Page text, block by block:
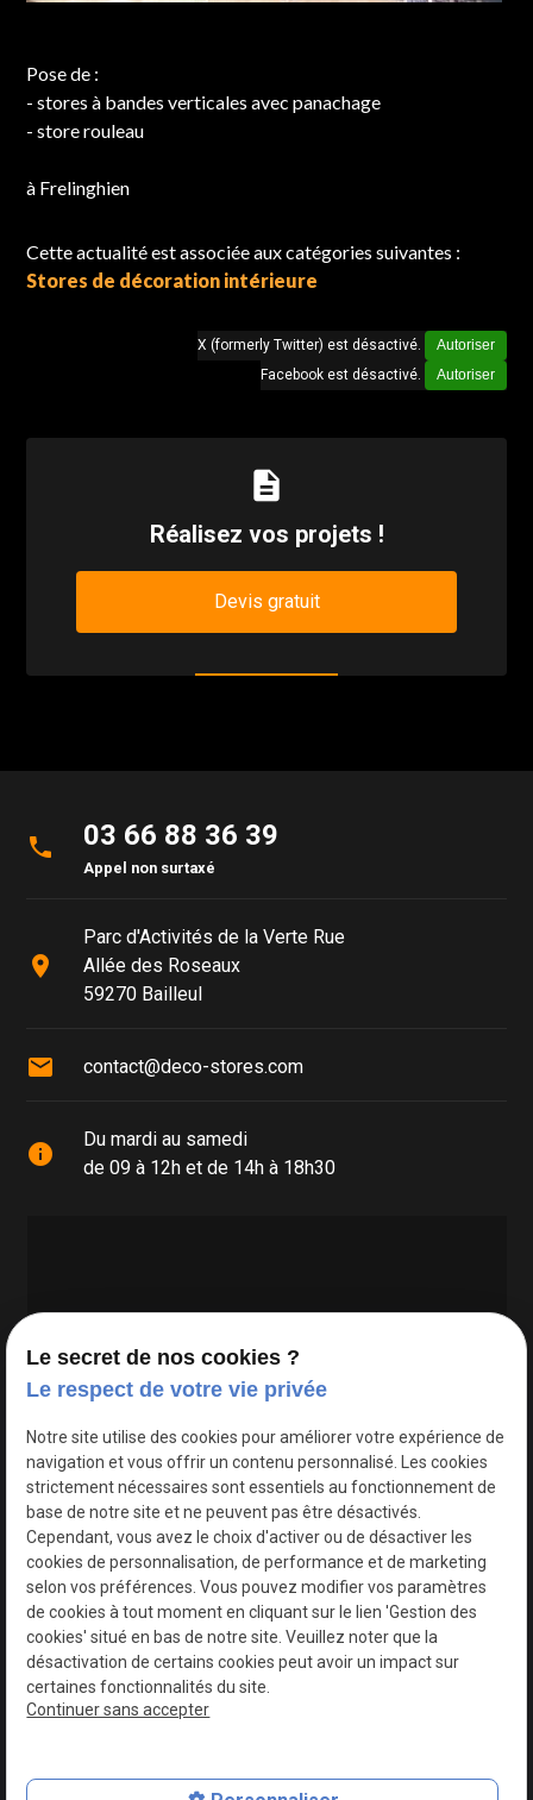
Pose de :
- stores à bandes verticales avec panachage
- store rouleau
à Frelinghien
Cette actualité est associée aux catégories suivantes :
Stores de décoration intérieure
X (formerly Twitter) est désactivé.
Autoriser
Facebook est désactivé.
Autoriser
description
Réalisez vos projets !
Devis gratuit
phone 03 66 88 36 39
Appel non surtaxé
place
Parc d'Activités de la Verte Rue
Allée des Roseaux
59270 Bailleul
mail contact@deco-stores.com
info
Du mardi au samedi
de 09 à 12h et de 14h à 18h30
Google Maps Search API est désactivé.
Le secret de nos cookies ?
Le respect de votre vie privée
Notre site utilise des cookies pour améliorer votre expérience de
navigation et vous offrir un contenu personnalisé. Les cookies
strictement nécessaires sont essentiels au fonctionnement de
base de notre site et ne peuvent pas être désactivés.
Cependant, vous avez le choix d'activer ou de désactiver les
cookies de personnalisation, de performance et de marketing
selon vos préférences. Vous pouvez modifier vos paramètres
de cookies à tout moment en cliquant sur le lien 'Gestion des
cookies' situé en bas de notre site. Veuillez noter que la
désactivation de certains cookies peut avoir un impact sur
certaines fonctionnalités du site.
Continuer sans accepter